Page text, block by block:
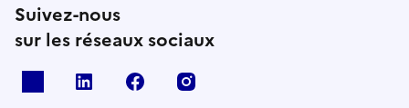
Suivez-nous
sur les réseaux sociaux
Linkedin Facebook